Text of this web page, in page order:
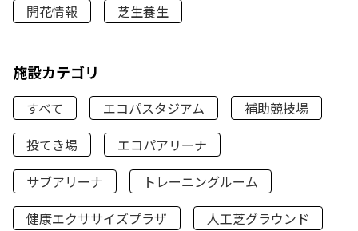
開花情報
芝生養生
施設カテゴリ
すべて エコパスタジアム
補助競技場
投てき場
エコパアリーナ
サブアリーナ
トレーニングルーム
健康エクササイズプラザ
人工芝グラウンド